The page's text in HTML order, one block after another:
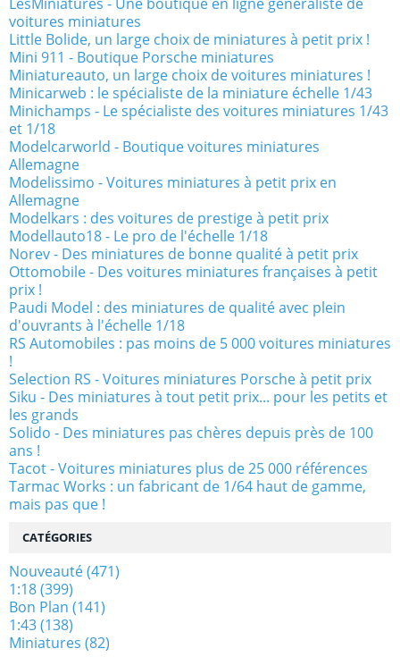
voitures miniatures
Little Bolide, un large choix de miniatures à petit prix !
Mini 911 - Boutique Porsche miniatures
Miniatureauto, un large choix de voitures miniatures !
Minicarweb : le spécialiste de la miniature échelle 1/43
Minichamps - Le spécialiste des voitures miniatures 1/43
et 1/18
Modelcarworld - Boutique voitures miniatures
Allemagne
Modelissimo - Voitures miniatures à petit prix en
Allemagne
Modelkars : des voitures de prestige à petit prix
Modellauto18 - Le pro de l'échelle 1/18
Norev - Des miniatures de bonne qualité à petit prix
Ottomobile - Des voitures miniatures françaises à petit
prix !
Paudi Model : des miniatures de qualité avec plein
d'ouvrants à l'échelle 1/18
RS Automobiles : pas moins de 5 000 voitures miniatures
!
Selection RS - Voitures miniatures Porsche à petit prix
Siku - Des miniatures à tout petit prix... pour les petits et
les grands
Solido - Des miniatures pas chères depuis près de 100
ans !
Tacot - Voitures miniatures plus de 25 000 références
Tarmac Works : un fabricant de 1/64 haut de gamme,
mais pas que !
CATÉGORIES
Nouveauté(471)
1:18(399)
Bon Plan (141)
1:43(138)
Miniatures (82)